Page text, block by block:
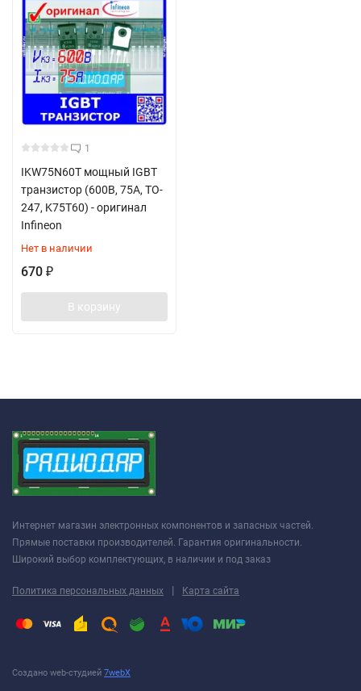
1
IKW75N60T мощный IGBT
транзистор (600В, 75А, TO-
247, K75T60) - оригинал
Infineon
Нет в наличии
670 ₽
В корзину
Интернет магазин электронных компонентов и запасных частей.
Прямые поставки производителей. Гарантия оригинальности.
Широкий выбор комплектующих, в наличии и под заказ
Политика персональных данных | Карта сайта
Создано web-студией 7webX